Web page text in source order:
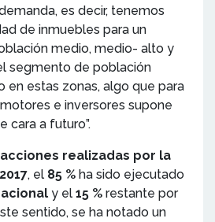
es decir, tenemos
de inmuebles para un
medio, medio- alto y
segmento de población
en estas zonas, algo que para
e inversores supone
cara a futuro”.
realizadas por la
, el 85 % ha sido ejecutado
y el 15 % restante por
sentido, se ha notado un